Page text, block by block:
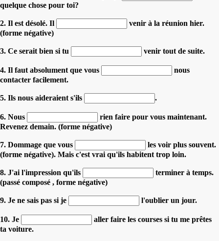
quelque chose pour toi?
2. Il est désolé. Il
venir à la réunion hier.
(forme négative)
3. Ce serait bien si tu venir tout de suite.
4. Il faut absolument que vous
nous
contacter facilement.
5. Ils nous aideraient s'ils .
6. Nous
rien faire pour vous maintenant.
Revenez demain. (forme négative)
7. Dommage que vous
les voir plus souvent.
(forme négative). Mais c'est vrai qu'ils habitent trop loin.
8. J'ai l'impression qu'ils
terminer à temps.
(passé composé , forme négative)
9. Je ne sais pas si je l'oublier un jour.
10. Je
aller faire les courses si tu me prêtes
ta voiture.